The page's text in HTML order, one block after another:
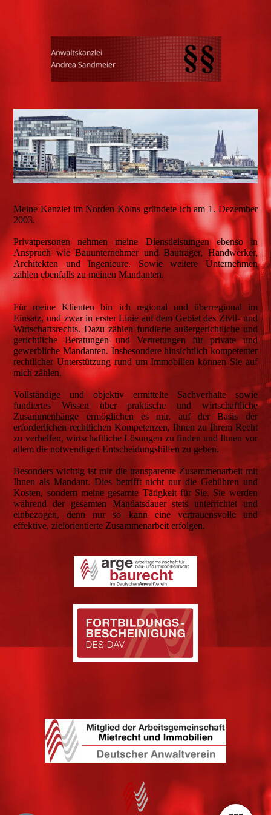
Meine Kanzlei im Norden Kölns gründete ich am 1. Dezember
2003.
Privatpersonen nehmen meine Dienstleistungen ebenso in
Anspruch wie Bauunternehmer und Bauträger, Handwerker,
Architekten und Ingenieure. Sowie weitere Unternehmen
zählen ebenfalls zu meinen Mandanten.
Für meine Klienten bin ich regional und überregional im
Einsatz, und zwar in erster Linie auf dem Gebiet des Zivil- und
Wirtschaftsrechts. Dazu zählen fundierte außergerichtliche und
gerichtliche Beratungen und Vertretungen für private und
gewerbliche Mandanten. Insbesondere hinsichtlich kompetenter
rechtlicher Unterstützung rund um Immobilien können Sie auf
mich zählen.
Vollständige und objektiv ermittelte Sachverhalte sowie
fundiertes Wissen über praktische und wirtschaftliche
Zusammenhänge ermöglichen es mir, auf der Basis der
erforderlichen rechtlichen Kompetenzen, Ihnen zu Ihrem Recht
zu verhelfen, wirtschaftliche Lösungen zu finden und Ihnen vor
allem die notwendigen Entscheidungshilfen zu geben.
Besonders wichtig ist mir die transparente Zusammenarbeit mit
Ihnen als Mandant. Dies betrifft nicht nur die Gebühren und
Kosten, sondern meine gesamte Tätigkeit für Sie. Sie werden
während der gesamten Mandatsdauer stets unterrichtet und
einbezogen, denn nur so kann eine vertrauensvolle und
effektive, zielorientierte Zusammenarbeit erfolgen.